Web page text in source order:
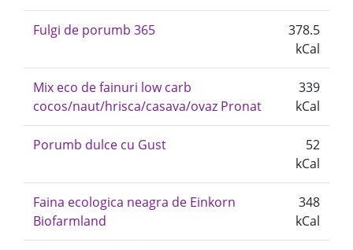
Fulgi de porumb 365
378.5
kCal
Mix eco de fainuri low carb
cocos/naut/hrisca/casava/ovaz Pronat
339
kCal
Porumb dulce cu Gust
52
kCal
Faina ecologica neagra de Einkorn
Biofarmland
348
kCal